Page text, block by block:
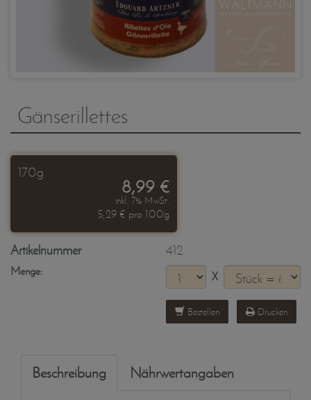
Gänserillettes
170g
8,99 €
inkl. 7% MwSt.
5,29 € pro 100g
Artikelnummer 412
Menge: X
Bestellen Drucken
Beschreibung Nährwertangaben